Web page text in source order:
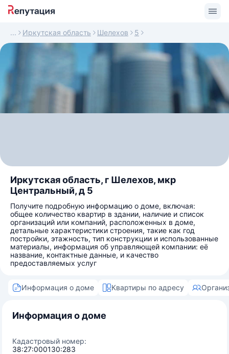
Иркутская область Шелехов 5
Иркутская область, г Шелехов, мкр
Центральный, д 5
Получите подробную информацию о доме, включая:
общее количество квартир в здании, наличие и список
организаций или компаний, расположенных в доме,
детальные характеристики строения, такие как год
постройки, этажность, тип конструкции и использованные
материалы, информация об управляющей компании: её
название, контактные данные, и качество
предоставляемых услуг
Информация о доме Квартиры по адресу
Информация о доме
Кадастровый номер:
38:27:000130:283